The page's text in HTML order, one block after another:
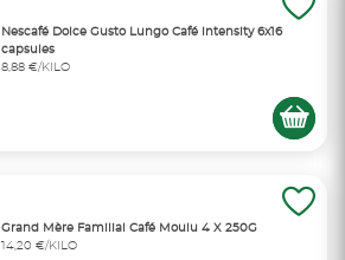
Nescafé Dolce Gusto Lungo Café intensity 6x16
capsules
8,88 €/KILO
Grand Mère Familial Café Moulu 4 X 250G
14,20 €/KILO